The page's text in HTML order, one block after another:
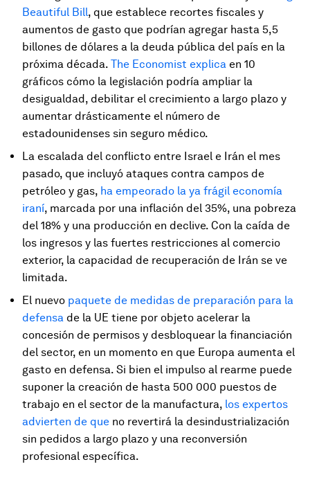
Beautiful Bill, que establece recortes fiscales y
aumentos de gasto que podrían agregar hasta 5,5
billones de dólares a la deuda pública del país en la
próxima década. The Economist explica en 10
gráficos cómo la legislación podría ampliar la
desigualdad, debilitar el crecimiento a largo plazo y
aumentar drásticamente el número de
estadounidenses sin seguro médico.
La escalada del conflicto entre Israel e Irán el mes
pasado, que incluyó ataques contra campos de
petróleo y gas, ha empeorado la ya frágil economía
iraní, marcada por una inflación del 35%, una pobreza
del 18% y una producción en declive. Con la caída de
los ingresos y las fuertes restricciones al comercio
exterior, la capacidad de recuperación de Irán se ve
limitada.
El nuevo paquete de medidas de preparación para la
defensa de la UE tiene por objeto acelerar la
concesión de permisos y desbloquear la financiación
del sector, en un momento en que Europa aumenta el
gasto en defensa. Si bien el impulso al rearme puede
suponer la creación de hasta 500 000 puestos de
trabajo en el sector de la manufactura, los expertos
advierten de que no revertirá la desindustrialización
sin pedidos a largo plazo y una reconversión
profesional específica.